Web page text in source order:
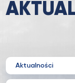
Aktualności